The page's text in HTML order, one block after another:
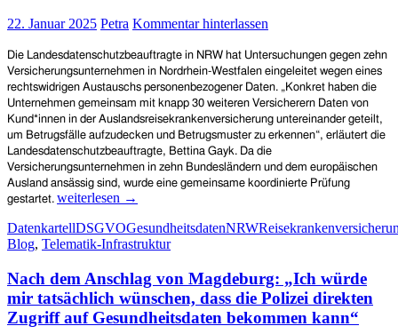
22. Januar 2025 Petra Kommentar hinterlassen
Die Landesdatenschutzbeauftragte in NRW hat Untersuchungen gegen zehn
Versicherungsunternehmen in Nordrhein-Westfalen eingeleitet wegen eines
rechtswidrigen Austauschs personenbezogener Daten. „Konkret haben die
Unternehmen gemeinsam mit knapp 30 weiteren Versicherern Daten von
Kund*innen in der Auslandsreisekrankenversicherung untereinander geteilt,
um Betrugsfälle aufzudecken und Betrugsmuster zu erkennen“, erläutert die
Landesdatenschutzbeauftragte, Bettina Gayk. Da die
Versicherungsunternehmen in zehn Bundesländern und dem europäischen
Ausland ansässig sind, wurde eine gemeinsame koordinierte Prüfung
gestartet. Datenkartell
illegalen
Datenaustausch
30
Reisekrankenversicherungen
im
In-
weiterlesen →
DatenkartellDSGVOGesundheitsdatenNRW
Blog, Telematik-Infrastruktur
Nach dem Anschlag von Magdeburg: „Ich würde
mir tatsächlich wünschen, dass die Polizei direkten
Zugriff auf Gesundheitsdaten bekommen kann“